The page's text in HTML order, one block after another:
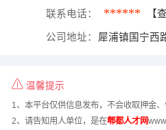
联系电话： ****** 【
公司地址： 犀浦镇国宁西
温馨提示
1、本平台仅供信息发布，不会收取押金、
2、请告知用人单位，是在郫都人才网